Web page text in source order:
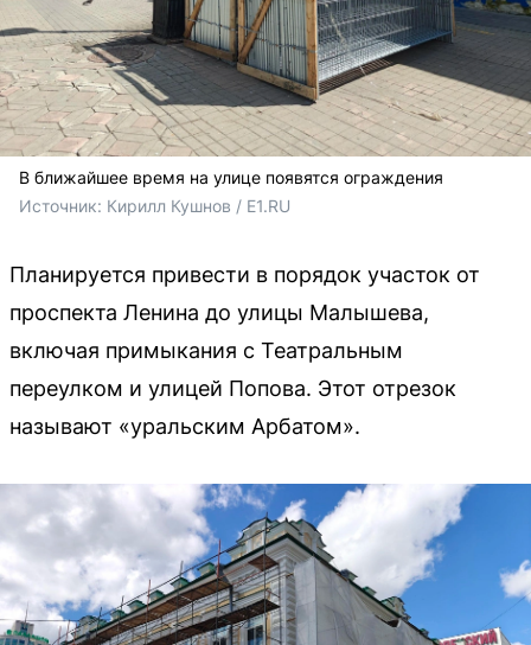
В ближайшее время на улице появятся ограждения
Источник: Кирилл Кушнов / E1.RU
Планируется привести в порядок участок от
проспекта Ленина до улицы Малышева,
включая примыкания с Театральным
переулком и улицей Попова. Этот отрезок
называют «уральским Арбатом».